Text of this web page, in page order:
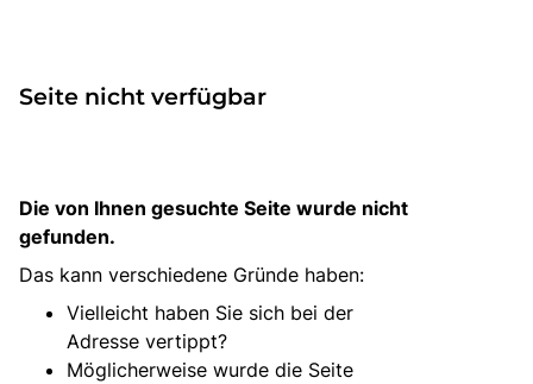
Seite nicht verfügbar
Die von Ihnen gesuchte Seite wurde nicht
gefunden.
Das kann verschiedene Gründe haben:
Vielleicht haben Sie sich bei der
Adresse vertippt?
Möglicherweise wurde die Seite